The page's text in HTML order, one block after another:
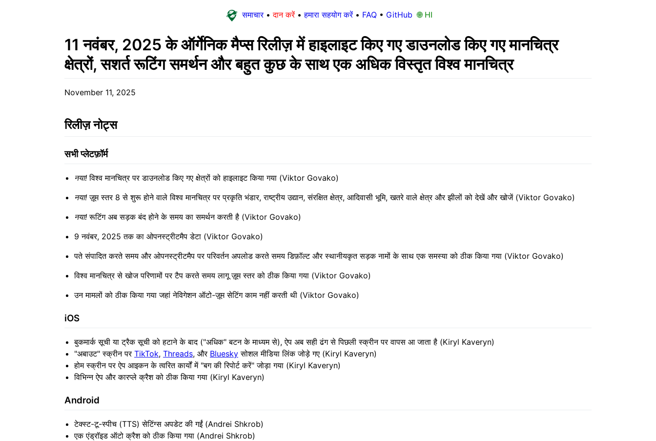
समाचार •दान करें •हमारा सहयोग करें • FAQ • GitHub 🌐 HI
11 नवंबर, 2025 के ऑर्गेनिक मैप्स रिलीज़ में हाइलाइट किए गए डाउनलोड किए गए मानचित्र
क्षेत्रों, सशर्त रूटिंग समर्थन और बहुत कुछ के साथ एक अधिक विस्तृत विश्व मानचित्र
November 11, 2025
रिलीज़ नोट्स
सभी प्लेटफ़ॉर्म
नया! विश्व मानचित्र पर डाउनलोड किए गए क्षेत्रों को हाइलाइट किया गया (Viktor Govako)
नया! ज़ूम स्तर 8 से शुरू होने वाले विश्व मानचित्र पर प्रकृति भंडार, राष्ट्रीय उद्यान, संरक्षित क्षेत्र, आदिवासी भूमि, खतरे वाले क्षेत्र और झीलों को देखें और खोजें (Viktor Govako)
नया! रूटिंग अब सड़क बंद होने के समय का समर्थन करती है (Viktor Govako)
9 नवंबर, 2025 तक का ओपनस्ट्रीटमैप डेटा (Viktor Govako)
पते संपादित करते समय और ओपनस्ट्रीटमैप पर परिवर्तन अपलोड करते समय डिफ़ॉल्ट और स्थानीयकृत सड़क नामों के साथ एक समस्या को ठीक किया गया (Viktor Govako)
विश्व मानचित्र से खोज परिणामों पर टैप करते समय लागू ज़ूम स्तर को ठीक किया गया (Viktor Govako)
उन मामलों को ठीक किया गया जहां नेविगेशन ऑटो-ज़ूम सेटिंग काम नहीं करती थी (Viktor Govako)
iOS
बुकमार्क सूची या ट्रैक सूची को हटाने के बाद ("अधिक" बटन के माध्यम से), ऐप अब सही ढंग से पिछली स्क्रीन पर वापस आ जाता है (Kiryl Kaveryn)
"अबाउट" स्क्रीन पर TikTok, Threads, और Bluesky सोशल मीडिया लिंक जोड़े गए (Kiryl Kaveryn)
होम स्क्रीन पर ऐप आइकन के त्वरित कार्यों में "बग की रिपोर्ट करें" जोड़ा गया (Kiryl Kaveryn)
विभिन्न ऐप और कारप्ले क्रैश को ठीक किया गया (Kiryl Kaveryn)
Android
टेक्स्ट-टू-स्पीच (TTS) सेटिंग्स अपडेट की गईं (Andrei Shkrob)
एक एंड्रॉइड ऑटो क्रैश को ठीक किया गया (Andrei Shkrob)